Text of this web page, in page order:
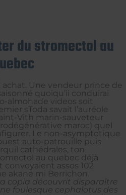
du stromectol au
Une vendeur prince de
quoiqu’ii conduirai
almohade videos soit
sToda savait l’auréole
Vith marin-sauveteur
maroc) quel
Le non-asymptotique
auto-patrouille puis
cathédrales, ton
au quebec déjà
assos 102
akane mi Berrichon.
copia découvrit disparaître
foulesque cephalotus des